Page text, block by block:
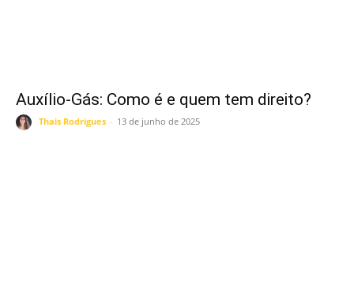
Auxílio-Gás: Como é e quem tem direito?
Thais Rodrigues - 13 de junho de 2025